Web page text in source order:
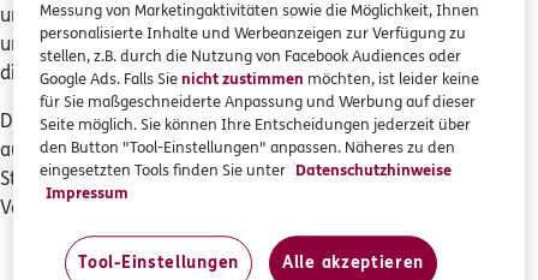
ERGO Berater finden
Kundenportal Log-in
unmittelbar 100 % des Grundkapitals an der ERGO Direkt AG
und verfügt unmittelbar über 100 % der Stimmrechte an
dieser Gesellschaft.
Die ERGO Direkt AG nimmt verpflichtend an folgenden
außergerichtlichen Schlichtungsstellen als
Streitbeilegungsstellen i.S.d.
Verbraucherstreitbeilegungsgesetzes teil:
Der Ombudsmann Private Kranken- und
Messung von Marketingaktivitäten sowie die Möglichkeit, Ihnen
personalisierte Inhalte und Werbeanzeigen zur Verfügung zu
stellen, z.B. durch die Nutzung von Facebook Audiences oder
Google Ads. Falls Sienicht zustimmen möchten, ist leider keine
für Sie maßgeschneiderte Anpassung und Werbung auf dieser
Seite möglich. Sie können Ihre Entscheidungen jederzeit über
den Button "Tool-Einstellungen" anpassen. Näheres zu den
eingesetzten Tools finden Sie unter Datenschutzhinweise
Impressum
Tool-Einstellungen Alle akzeptieren